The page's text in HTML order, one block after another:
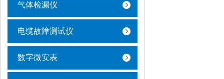
气体检漏仪
电缆故障测试仪
数字微安表